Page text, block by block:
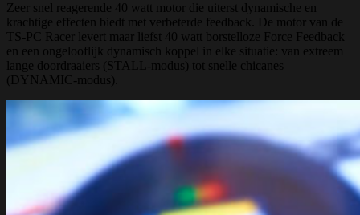
Zeer snel reagerende 40 watt motor die uiterst dynamische en
krachtige effecten biedt met verbeterde feedback. De motor van de
TS-PC Racer levert maar liefst 40 watt borstelloze Force Feedback
en een ongelooflijk dynamisch koppel in elke situatie: van extreem
lange doordraaiers (STALL-modus) tot snelle chicanes
(DYNAMIC-modus).